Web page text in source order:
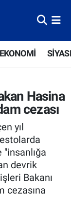
EKONOMİ
Hasina
cezası
yıl
devrik
Bakanı
cezasına